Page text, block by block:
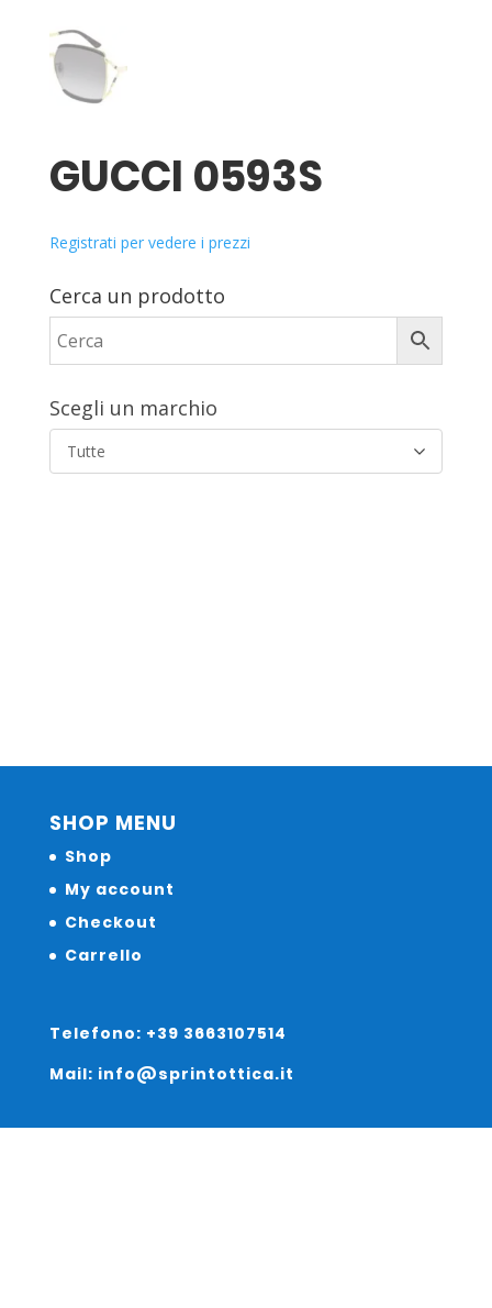
GUCCI 0593S
Registrati per vedere i prezzi
Cerca un prodotto
Scegli un marchio
Tutte
SHOP MENU
Shop
My account
Checkout
Carrello
Telefono: +39 3663107514
Mail: info@sprintottica.it